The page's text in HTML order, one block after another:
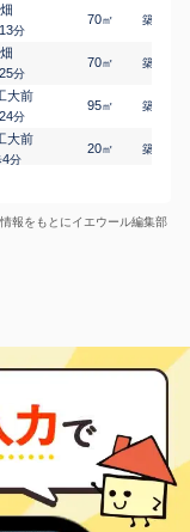
13分
70㎡ 築
25分
70㎡ 築
大前
24分
95㎡ 築
大前
4分
20㎡ 築
大前
4分
年
分
9分
60 ㎡ 38
報をもとにイエウール編集部